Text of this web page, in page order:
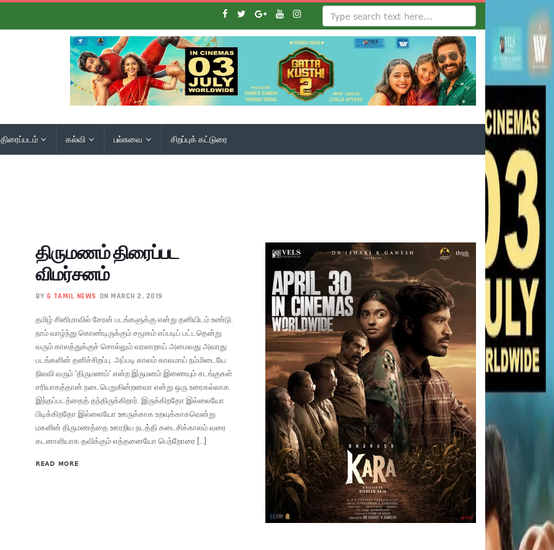
திரைப்படம் கல்வி பல்சுவை சிறப்புக் கட்டுரை
திருமணம் திரைப்பட
விமர்சனம்
BY G TAMIL NEWS ON MARCH 2, 2019
தமிழ் சினிமாவில் சேரன் படங்களுக்கு என்று தனியிடம் உண்டு.
நாம் வாழ்ந்து கொண்டிருக்கும் சமூகம் எப்படிப் பட்டதென்று
வரும் காலத்துக்குச் சொல்லும் வரலாறாய் அமைவது அவரது
படங்களின் தனிச்சிறப்பு. அப்படி காலம் காலமாய் நம்மிடையே
நிலவி வரும் ‘திருமணம்’ என்ற இருமனம் இணையும் சடங்குகள்
சரியாகத்தான் நடைபெறுகின்றனவா என்று ஒரு உரைகல்லாக
இந்தப்படத்தைத் தந்திருக்கிறார். இருக்கிறதோ இல்லையோ
பிடிக்கிறதோ இல்லையோ ஊருக்காக உறவுக்காகவென்று
மகளின் திருமணத்தை ஊரறிய நடத்தி கடைசிக்காலம் வரை
கடனாளியாக தவிக்கும் எத்தனையோ பெற்றோரை […]
READ MORE